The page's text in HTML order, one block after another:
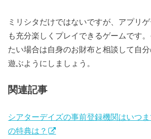
ミリシタだけではないですが、アプリ
も充分楽しくプレイできるゲームです。
たい場合は自身のお財布と相談して自
遊ぶようにしましょう。
関連記事
シアターデイズの事前登録機関はいつ
の特典は？